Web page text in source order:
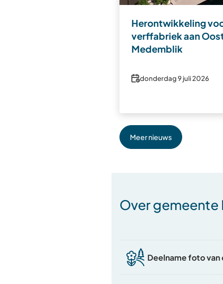
Herontwikkeling
verffabriek aan
Medemblik
Datum
donderdag 9 juli 2026
Meer nieuws
Over
Deelname foto van